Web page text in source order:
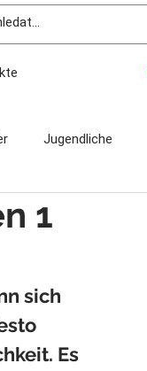
Jugendliche
1
sich
Es